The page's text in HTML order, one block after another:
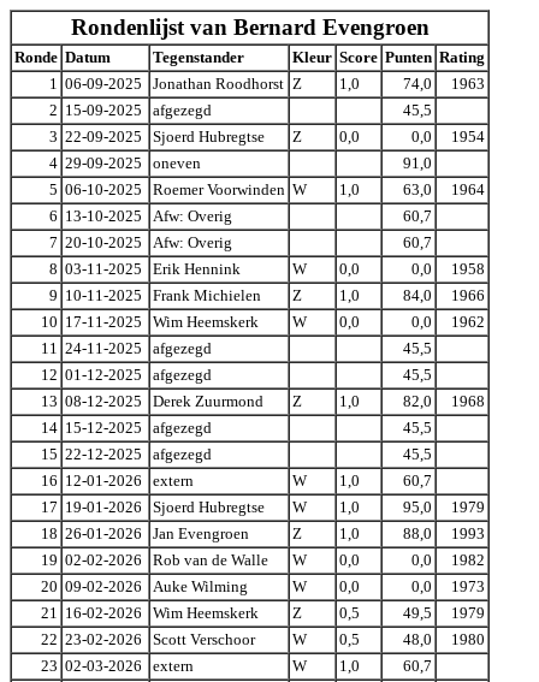
Rondenlijst van Bernard Evengroen
Ronde Datum Tegenstander Kleur Score Punten Rating
1 06-09-2025 Jonathan Roodhorst Z 1,0 74,0
1963
2 15-09-2025 afgezegd
45,5
3 22-09-2025 Sjoerd Hubregtse Z 0,0 0,0
1954
4 29-09-2025 oneven
91,0
5 06-10-2025 Roemer Voorwinden W 1,0 63,0
1964
6 13-10-2025 Afw: Overig
60,7
7 20-10-2025 Afw: Overig
60,7
8 03-11-2025 Erik Hennink W 0,0 0,0
1958
9 10-11-2025 Frank Michielen Z 1,0 84,0
1966
10 17-11-2025 Wim Heemskerk W 0,0 0,0
1962
11 24-11-2025 afgezegd
45,5
12 01-12-2025 afgezegd
45,5
13 08-12-2025 Derek Zuurmond Z 1,0 82,0
1968
14 15-12-2025 afgezegd
45,5
15 22-12-2025 afgezegd
45,5
16 12-01-2026 extern W 1,0
60,7
17 19-01-2026 Sjoerd Hubregtse W 1,0 95,0
1979
18 26-01-2026 Jan Evengroen Z 1,0 88,0
1993
19 02-02-2026 Rob van de Walle W 0,0 0,0
1982
20 09-02-2026 Auke Wilming W 0,0 0,0
1973
21 16-02-2026 Wim Heemskerk Z 0,5 49,5
1979
22 23-02-2026 Scott Verschoor W 0,5 48,0
1980
23 02-03-2026 extern W 1,0
60,7